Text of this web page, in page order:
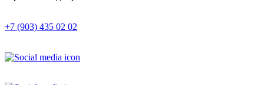
+7 (903) 435 02 02